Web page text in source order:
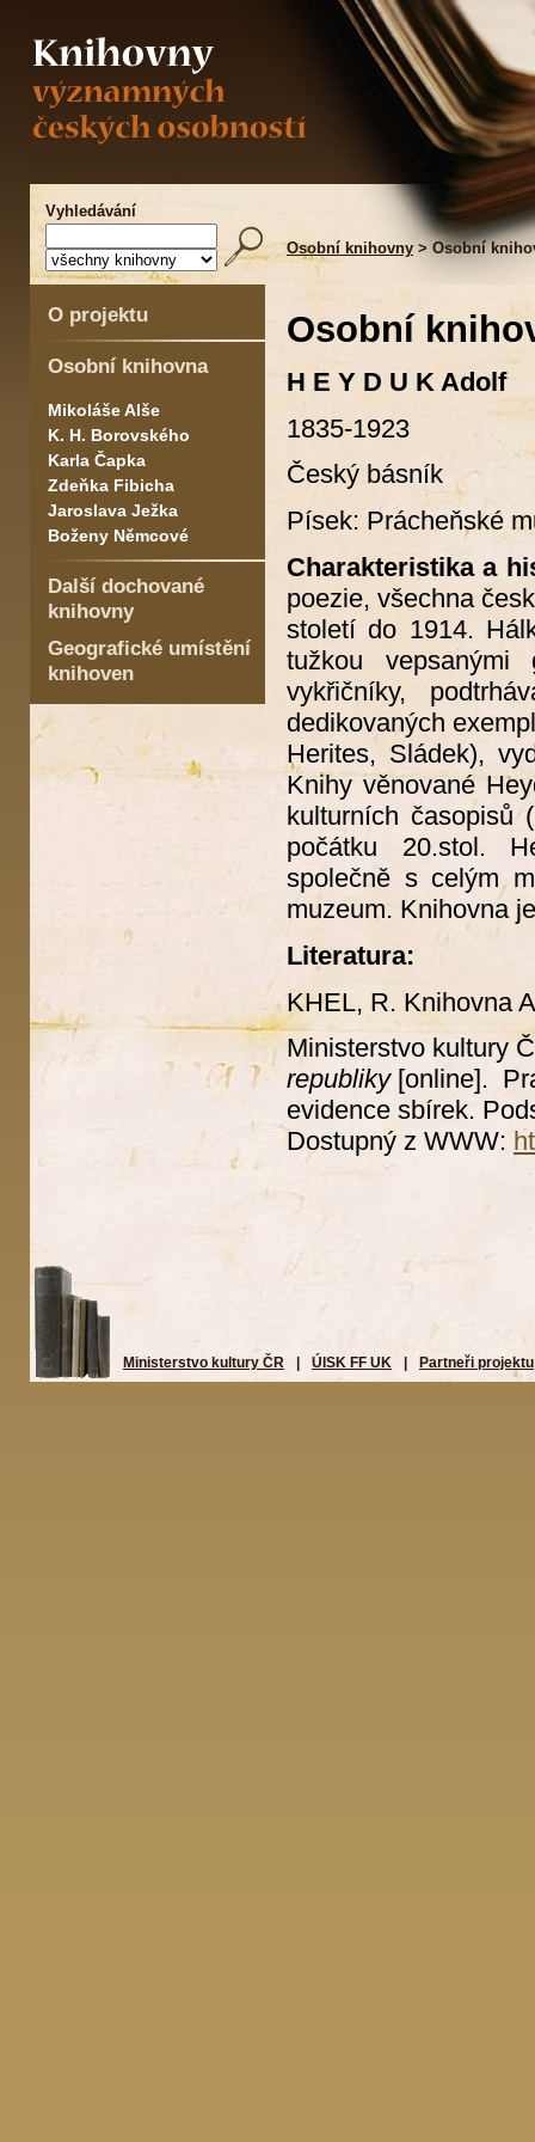
Vyhledávání
Osobní knihovny > Osobní
O projektu
Osobní knihovna
Mikoláše Alše
K. H. Borovského
Karla Čapka
Zdeňka Fibicha
Jaroslava Ježka
Boženy Němcové
Další dochované
knihovny
Geografické umístění
knihoven
Osobní
H E Y D U K Adolf
1835-1923
Český básník
Písek: Prácheňské
Charakteristika a
poezie, všechna
století do 1914.
tužkou vepsanými
vykřičníky,
dedikovaných
Herites, Sládek),
Knihy věnované
kulturních časopisů
počátku 20.stol.
společně s celým
muzeum. Knihovna
Literatura:
KHEL, R. Knihovna
Ministerstvo kultury
republiky[online].
evidence sbírek.
Dostupný z WWW:
Ministerstvo kultury ČR ÚISK FF UK Partneři projektu